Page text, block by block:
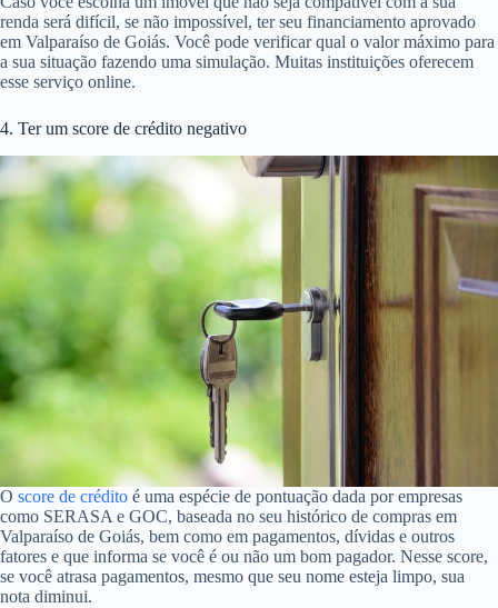
renda será difícil, se não impossível, ter seu financiamento aprovado
em Valparaíso de Goiás. Você pode verificar qual o valor máximo para
a sua situação fazendo uma simulação. Muitas instituições oferecem
esse serviço online.
4. Ter um score de crédito negativo
O score de crédito é uma espécie de pontuação dada por empresas
como SERASA e GOC, baseada no seu histórico de compras em
Valparaíso de Goiás, bem como em pagamentos, dívidas e outros
fatores e que informa se você é ou não um bom pagador. Nesse score,
se você atrasa pagamentos, mesmo que seu nome esteja limpo, sua
nota diminui.